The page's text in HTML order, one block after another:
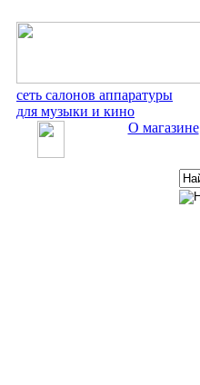
сеть салонов аппаратуры
для музыки и кино
О магазине